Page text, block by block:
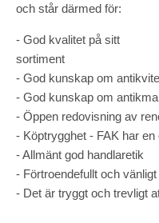
och står därmed för:
- God kvalitet på sitt
sortiment
- God kunskap om
- God kunskap om
- Öppen redovisning av
- Köptrygghet - FAK har
- Allmänt god handlaretik
- Förtroendefullt och
- Det är tryggt och trevligt